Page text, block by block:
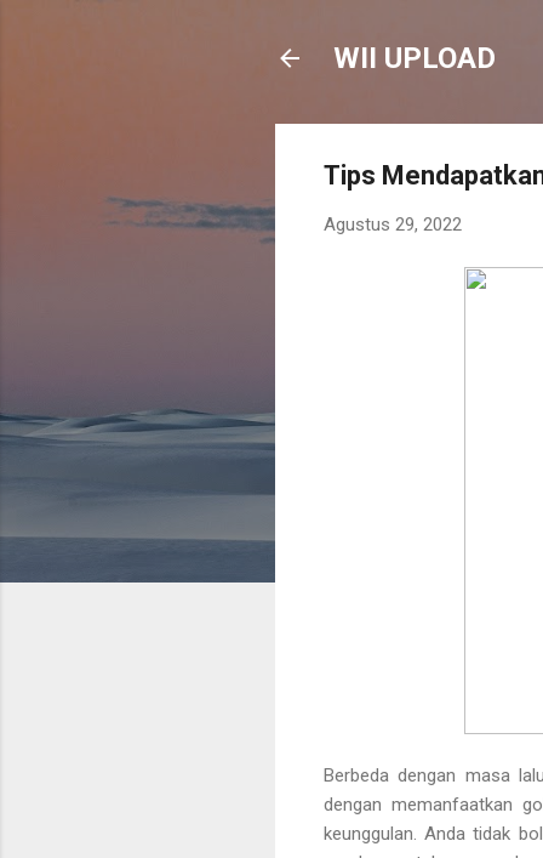
WII UPLOAD
Tips
Agustus 29, 2022
Berbeda dengan masa
dengan memanfaatkan
keunggulan. Anda tidak